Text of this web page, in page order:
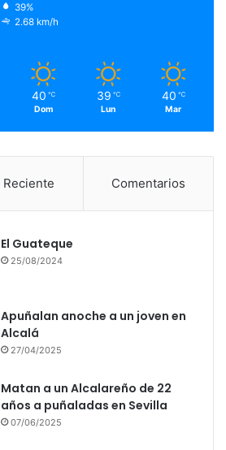
39%
2.68 km/h
40 ℃
Dom
39 ℃
Lun
40 ℃
Mar
Reciente Comentarios
El Guateque
25/08/2024
Apuñalan anoche a un joven en
Alcalá
27/04/2025
Matan a un Alcalareño de 22
años a puñaladas en Sevilla
07/06/2025